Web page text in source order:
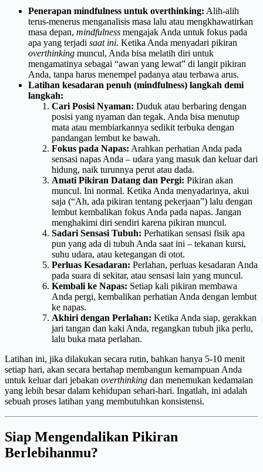
Penerapan mindfulness untuk overthinking: Alih-alih
terus-menerus menganalisis masa lalu atau mengkhawatirkan
masa depan, mindfulness mengajak Anda untuk fokus pada
apa yang terjadi saat ini. Ketika Anda menyadari pikiran
overthinking muncul, Anda bisa melatih diri untuk
mengamatinya sebagai “awan yang lewat” di langit pikiran
Anda, tanpa harus menempel padanya atau terbawa arus.
Latihan kesadaran penuh (mindfulness) langkah demi
langkah:
Cari Posisi Nyaman: Duduk atau berbaring dengan
posisi yang nyaman dan tegak. Anda bisa menutup
mata atau membiarkannya sedikit terbuka dengan
pandangan lembut ke bawah.
Fokus pada Napas: Arahkan perhatian Anda pada
sensasi napas Anda – udara yang masuk dan keluar dari
hidung, naik turunnya perut atau dada.
Amati Pikiran Datang dan Pergi: Pikiran akan
muncul. Ini normal. Ketika Anda menyadarinya, akui
saja (“Ah, ada pikiran tentang pekerjaan”) lalu dengan
lembut kembalikan fokus Anda pada napas. Jangan
menghakimi diri sendiri karena pikiran muncul.
Sadari Sensasi Tubuh: Perhatikan sensasi fisik apa
pun yang ada di tubuh Anda saat ini – tekanan kursi,
suhu udara, atau ketegangan di otot.
Perluas Kesadaran: Perlahan, perluas kesadaran Anda
pada suara di sekitar, atau sensasi lain yang muncul.
Kembali ke Napas: Setiap kali pikiran membawa
Anda pergi, kembalikan perhatian Anda dengan lembut
ke napas.
Akhiri dengan Perlahan: Ketika Anda siap, gerakkan
jari tangan dan kaki Anda, regangkan tubuh jika perlu,
lalu buka mata perlahan.
Latihan ini, jika dilakukan secara rutin, bahkan hanya 5-10 menit
setiap hari, akan secara bertahap membangun kemampuan Anda
untuk keluar dari jebakan overthinking dan menemukan kedamaian
yang lebih besar dalam kehidupan sehari-hari. Ingatlah, ini adalah
sebuah proses latihan yang membutuhkan konsistensi.
Siap Mengendalikan Pikiran
Berlebihanmu?